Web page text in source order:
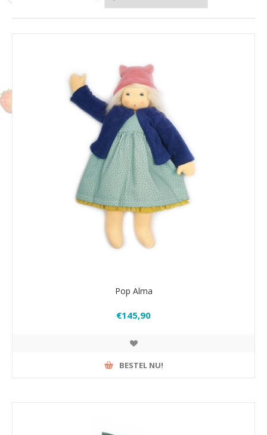
Pop Alma
€145,90
BESTEL NU!